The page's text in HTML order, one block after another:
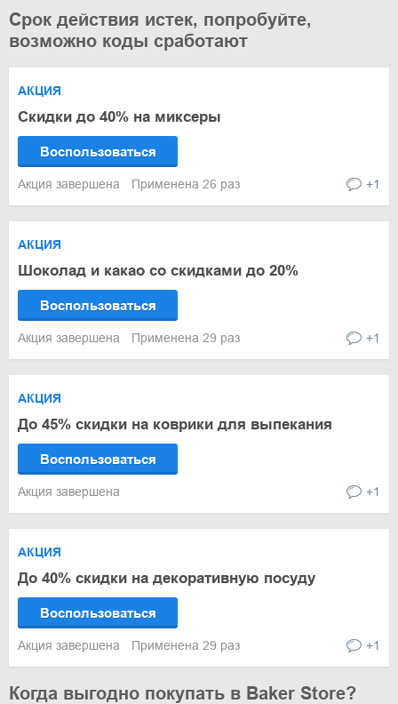
Срок действия истек, попробуйте,
возможно коды сработают
АКЦИЯ
Скидки до 40% на миксеры
Воспользоваться
Акция завершена Применена 26 раз +1
АКЦИЯ
Шоколад и какао со скидками до 20%
Воспользоваться
Акция завершена Применена 29 раз +1
АКЦИЯ
До 45% скидки на коврики для выпекания
Воспользоваться
Акция завершена +1
АКЦИЯ
До 40% скидки на декоративную посуду
Воспользоваться
Акция завершена Применена 29 раз +1
Когда выгодно покупать в Baker Store?